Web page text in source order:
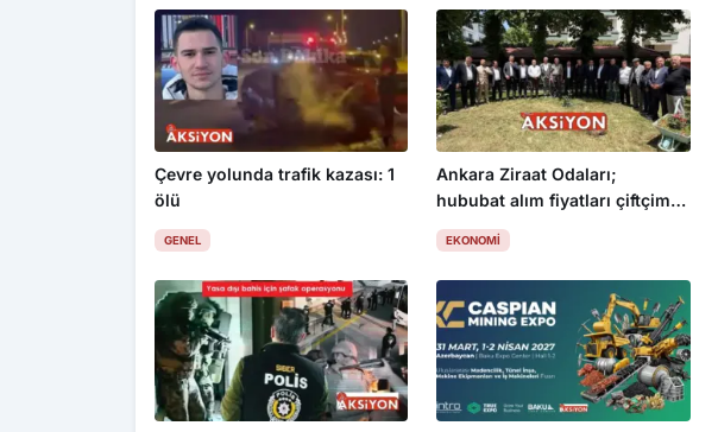
Çevre yolunda trafik kazası: 1
ölü
GENEL
Ankara Ziraat Odaları;
hububat alım fiyatları çiftçimizi
üzdü
EKONOMI